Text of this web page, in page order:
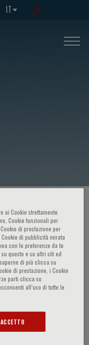
IT
specialist in Internal
ai Cookie strettamente
Cookie funzionali per
di prestazione per
di pubblicità mirata
con le preferenze da te
questo e su altri siti ed
di più clicca su
di prestazione, i Cookie
parti clicca su
acconsenti all’uso di tutte le
ACCETTO